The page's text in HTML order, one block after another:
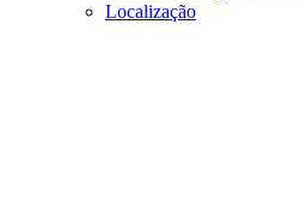
Localização